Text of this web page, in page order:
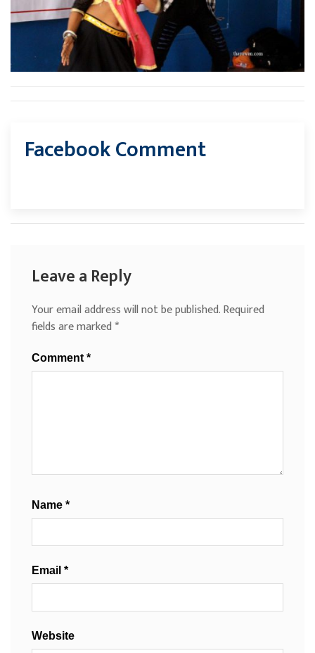
Facebook Comment
Leave a Reply
Your email address will not be published.Required
fields are marked*
Comment *
Name *
Email *
Website